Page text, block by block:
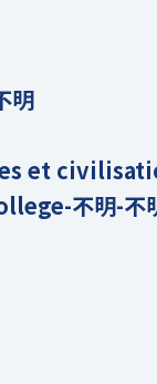
明
et
不明-不